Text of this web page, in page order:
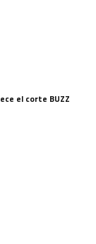
el corte BUZZ